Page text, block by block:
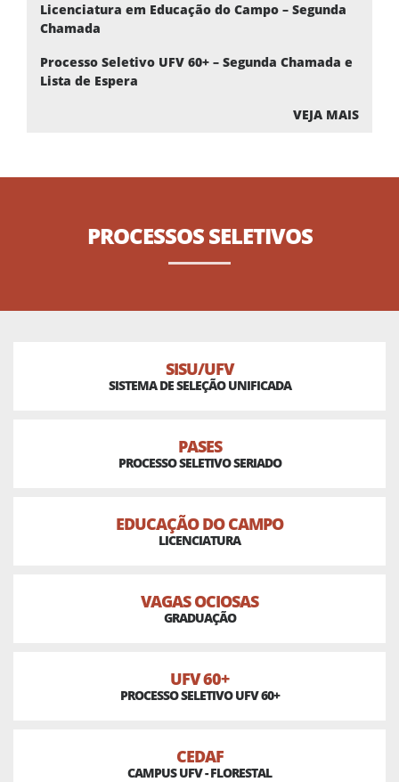
Licenciatura em Educação do Campo – Segunda
Chamada
Processo Seletivo UFV 60+ – Segunda Chamada e
Lista de Espera
VEJA MAIS
PROCESSOSSELETIVOS
SISU/UFV
SISTEMA DE SELEÇÃO UNIFICADA
PASES
PROCESSO SELETIVO SERIADO
EDUCAÇÃO DO CAMPO
LICENCIATURA
VAGAS OCIOSAS
GRADUAÇÃO
UFV 60+
PROCESSO SELETIVO UFV 60+
CEDAF
CAMPUS UFV - FLORESTAL